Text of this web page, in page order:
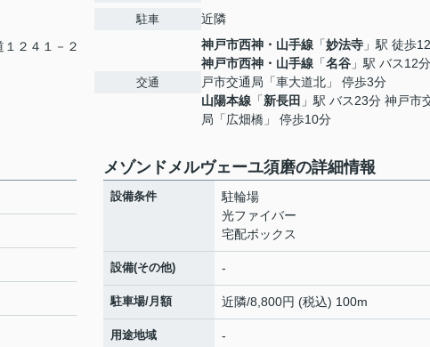
１２４１－２
駐車 近隣
交通
神戸市西神・山手線 「妙法寺 」駅 徒歩
神戸市西神・山手線 「名谷 」駅 バス12
戸市交通局「車大道北」 停歩3分
山陽本線 「新長田 」駅 バス23分 神戸市
局「広畑橋」 停歩10分
メゾンドメルヴェーユ須磨の詳細情報
設備条件
駐輪場
光ファイバー
宅配ボックス
設備(その他) -
駐車場/月額 近隣/8,800円 (税込) 100m
用途地域 -